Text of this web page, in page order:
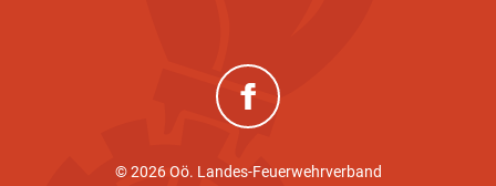
(neues Fenster)
© 2026 Oö. Landes-Feuerwehrverband